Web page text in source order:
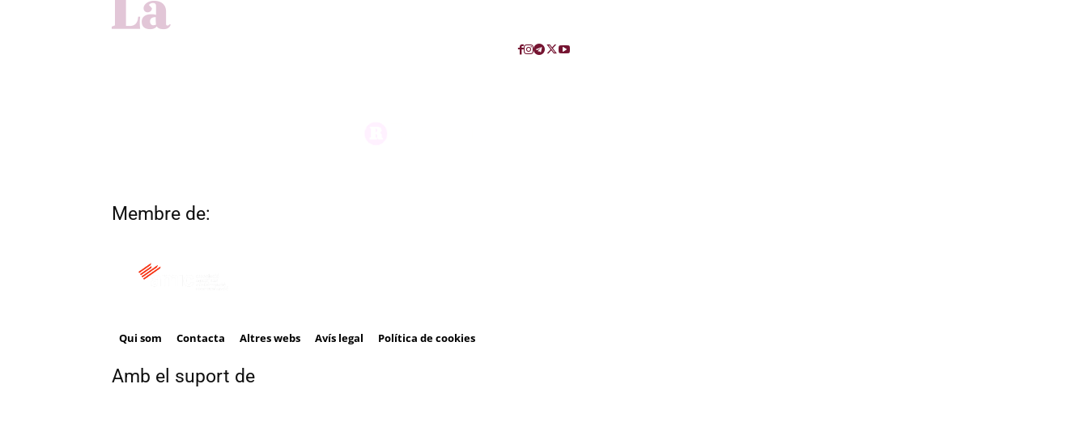
Membre de:
Qui som Contacta Altres webs Avís legal Política de cookies
Amb el suport de